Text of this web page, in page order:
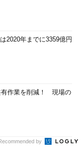
2020年までに3359億円
有作業を削減！ 現場の
by